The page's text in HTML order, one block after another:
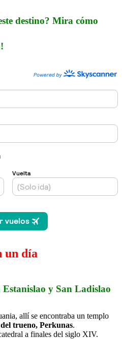
destino? Mira cómo
un día
y San Ladislao
allí se encontraba un templo
trueno, Perkunas.
a finales del siglo XIV.